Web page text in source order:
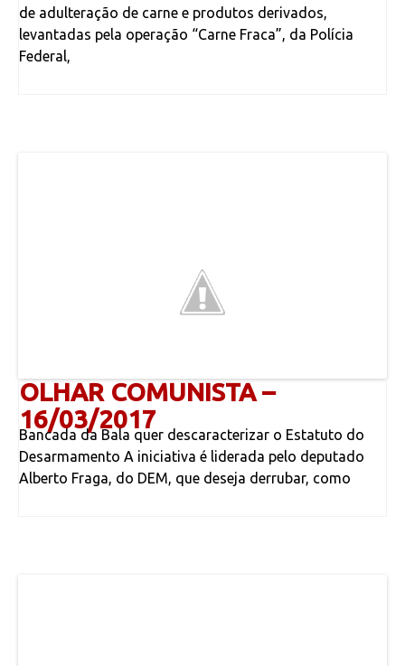
de adulteração de carne e produtos derivados,
levantadas pela operação “Carne Fraca”, da Polícia
Federal,
OLHAR COMUNISTA –
16/03/2017
Bancada da Bala quer descaracterizar o Estatuto do
Desarmamento A iniciativa é liderada pelo deputado
Alberto Fraga, do DEM, que deseja derrubar, como